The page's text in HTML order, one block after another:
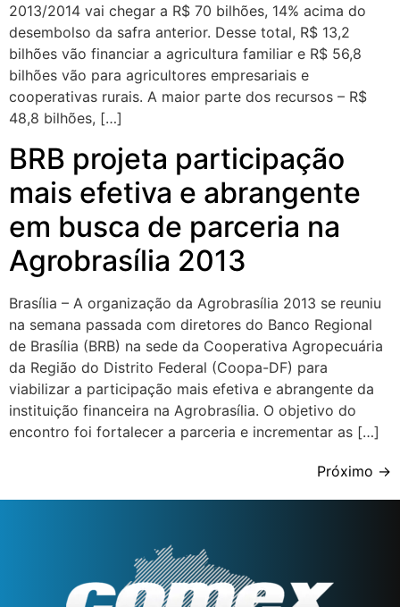
2013/2014 vai chegar a R$ 70 bilhões, 14% acima do
desembolso da safra anterior. Desse total, R$ 13,2
bilhões vão financiar a agricultura familiar e R$ 56,8
bilhões vão para agricultores empresariais e
cooperativas rurais. A maior parte dos recursos – R$
48,8 bilhões, […]
BRB projeta participação
mais efetiva e abrangente
em busca de parceria na
Agrobrasília 2013
Brasília – A organização da Agrobrasília 2013 se reuniu
na semana passada com diretores do Banco Regional
de Brasília (BRB) na sede da Cooperativa Agropecuária
da Região do Distrito Federal (Coopa-DF) para
viabilizar a participação mais efetiva e abrangente da
instituição financeira na Agrobrasília. O objetivo do
encontro foi fortalecer a parceria e incrementar as […]
Próximo →